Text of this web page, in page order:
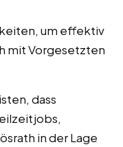
um effektiv
mit Vorgesetzten
dass
in der Lage